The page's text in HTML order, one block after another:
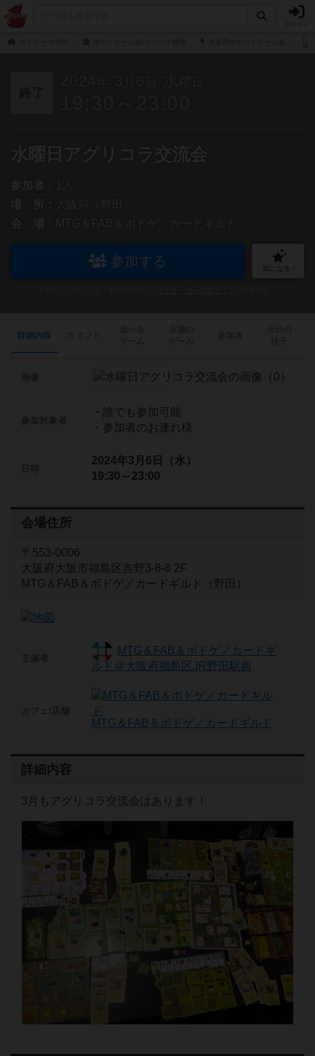
水曜日アグリコラ交流会
参加者：
場 所：
会 場：
参加する 気になる！
詳細内容
・誰でも参加可能
・参加者のお連れ様
2024年3月6日（水）
19:30～23:00
会場住所
〒553-0006
大阪府大阪市福島区吉野3-8-8 2F
MTG＆FAB＆ボドゲ／カードギルド（野田）
MTG＆FAB＆ボドゲ／カードギ
ルド＠大阪府福島区JR野田駅前
MTG＆FAB＆ボドゲ／カードギルド
詳細内容
3月もアグリコラ交流会はあります！